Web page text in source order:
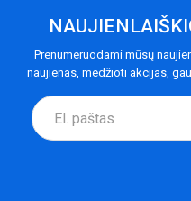
Prenumeruodami mūsų
naujienas, medžioti akcijas,